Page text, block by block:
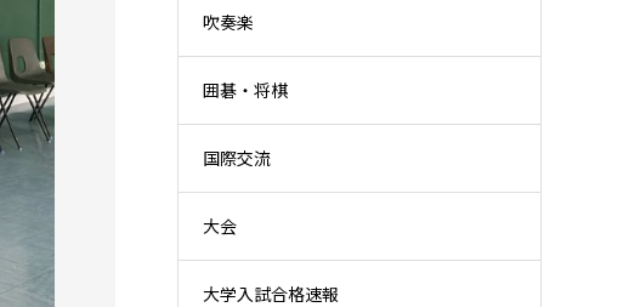
吹奏楽
囲碁・将棋
国際交流
大会
大学入試合格速報